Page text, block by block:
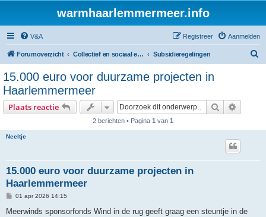
warmhaarlemmermeer.info
V&A Aanmelden
Registreer
Forumoverzicht Collectief en sociaal energie initiatief Subsidieregelingen
15.000 euro voor duurzame projecten in
Haarlemmermeer
Plaats reactie Zoek
2 berichten • Pagina 1 van 1
Neeltje
15.000 euro voor duurzame projecten in
Haarlemmermeer
B
r
01 apr 2026 14:15
Meerwinds sponsorfonds Wind in de rug geeft graag een steuntje in de